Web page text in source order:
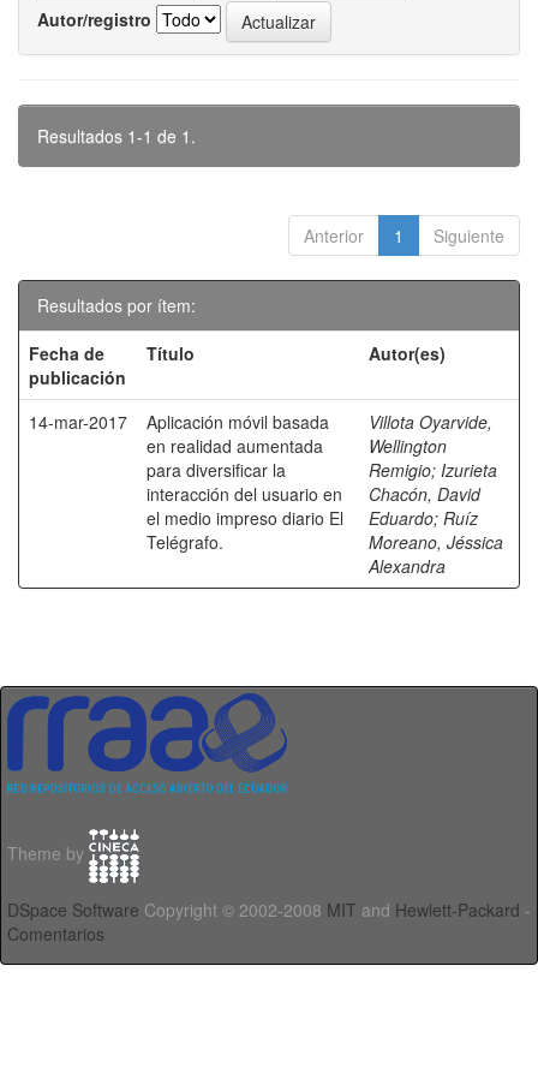
Autor/registro
Resultados 1-1 de 1.
Anterior 1 Siguiente
Resultados por ítem:
Fecha de
publicación
Título Autor(es)
14-mar-2017
Aplicación móvil basada
en realidad aumentada
para diversificar la
interacción del usuario en
el medio impreso diario El
Telégrafo.
Villota Oyarvide,
Wellington
Remigio; Izurieta
Chacón, David
Eduardo; Ruíz
Moreano, Jéssica
Alexandra
Theme by
DSpace Software Copyright © 2002-2008 MIT and Hewlett-Packard -
Comentarios